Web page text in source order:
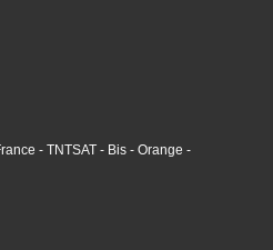
- TNTSAT - Bis - Orange -